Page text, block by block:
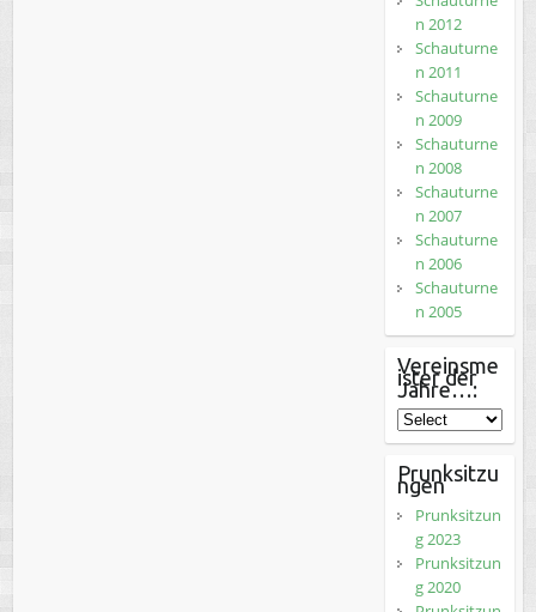
n 2012
Schauturne
n 2011
Schauturne
n 2009
Schauturne
n 2008
Schauturne
n 2007
Schauturne
n 2006
Schauturne
n 2005
Vereinsme
ister der
Jahre…:
Prunksitzu
ngen
Prunksitzun
g 2023
Prunksitzun
g 2020